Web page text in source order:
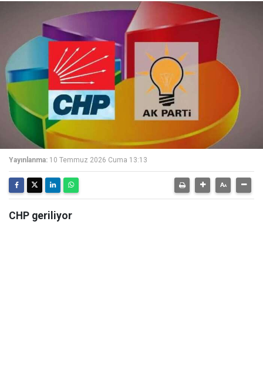
Yayınlanma: 10 Temmuz 2026 Cuma 13:13
CHP geriliyor